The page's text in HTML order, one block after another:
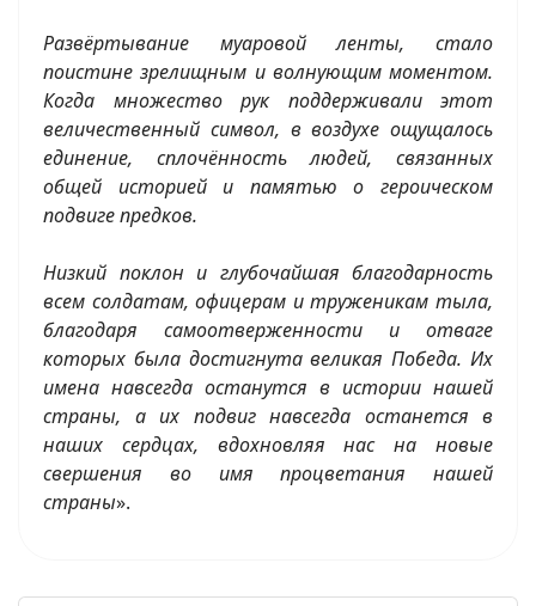
Развёртывание муаровой ленты, стало
поистине зрелищным и волнующим моментом.
Когда множество рук поддерживали этот
величественный символ, в воздухе ощущалось
единение, сплочённость людей, связанных
общей историей и памятью о героическом
подвиге предков.
Низкий поклон и глубочайшая благодарность
всем солдатам, офицерам и труженикам тыла,
благодаря самоотверженности и отваге
которых была достигнута великая Победа. Их
имена навсегда останутся в истории нашей
страны, а их подвиг навсегда останется в
наших сердцах, вдохновляя нас на новые
свершения во имя процветания нашей
страны».